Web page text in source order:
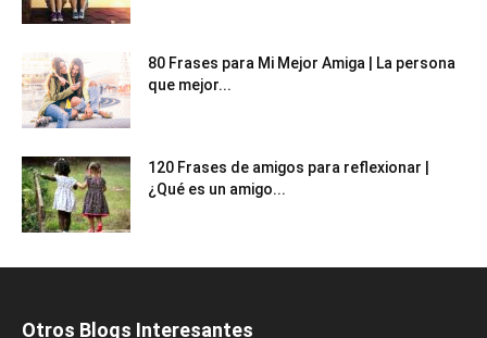
80 Frases para Mi Mejor Amiga | La persona
que mejor...
120 Frases de amigos para reflexionar |
¿Qué es un amigo...
Otros Blogs Interesantes